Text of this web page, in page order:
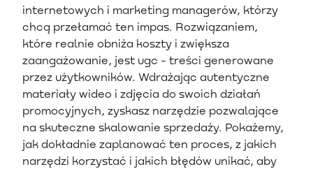
internetowych i marketing managerów, którzy
chcą przełamać ten impas. Rozwiązaniem,
które realnie obniża koszty i zwiększa
zaangażowanie, jest ugc - treści generowane
przez użytkowników. Wdrażając autentyczne
materiały wideo i zdjęcia do swoich działań
promocyjnych, zyskasz narzędzie pozwalające
na skuteczne skalowanie sprzedaży. Pokażemy,
jak dokładnie zaplanować ten proces, z jakich
narzędzi korzystać i jakich błędów unikać, aby